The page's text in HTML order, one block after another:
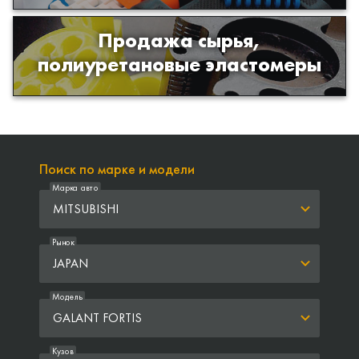
Продажа сырья,
полиуретановые эластомеры
Продажа сырья для производства
изделий из полиуретана
Поиск по марке и модели
MITSUBISHI
Марка авто
JAPAN
Рынок
GALANT FORTIS
Модель
Кузов